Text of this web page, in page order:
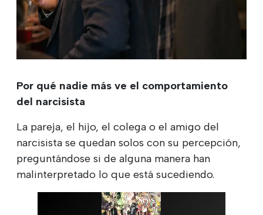
Por qué nadie más ve el comportamiento
del narcisista
La pareja, el hijo, el colega o el amigo del
narcisista se quedan solos con su percepción,
preguntándose si de alguna manera han
malinterpretado lo que está sucediendo.